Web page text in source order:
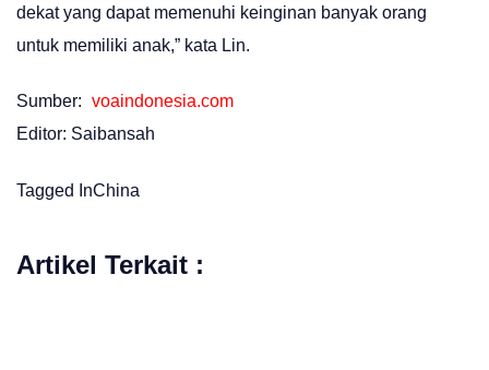
dekat yang dapat memenuhi keinginan banyak orang
untuk memiliki anak,” kata Lin.
Sumber: voaindonesia.com
Editor: Saibansah
Tagged InChina
Artikel Terkait :